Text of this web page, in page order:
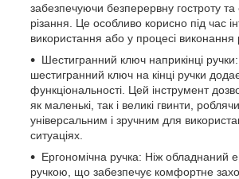
забезпечуючи безперервну гостроту та
різання. Це особливо корисно під час
використання або у процесі виконання
Шестигранний ключ наприкінці
шестигранний ключ на кінці ручки
функціональності. Цей інструмент
як маленькі, так і великі гвинти,
універсальним і зручним для
ситуаціях.
Ергономічна ручка: Ніж обладнаний
ручкою, що забезпечує комфортне